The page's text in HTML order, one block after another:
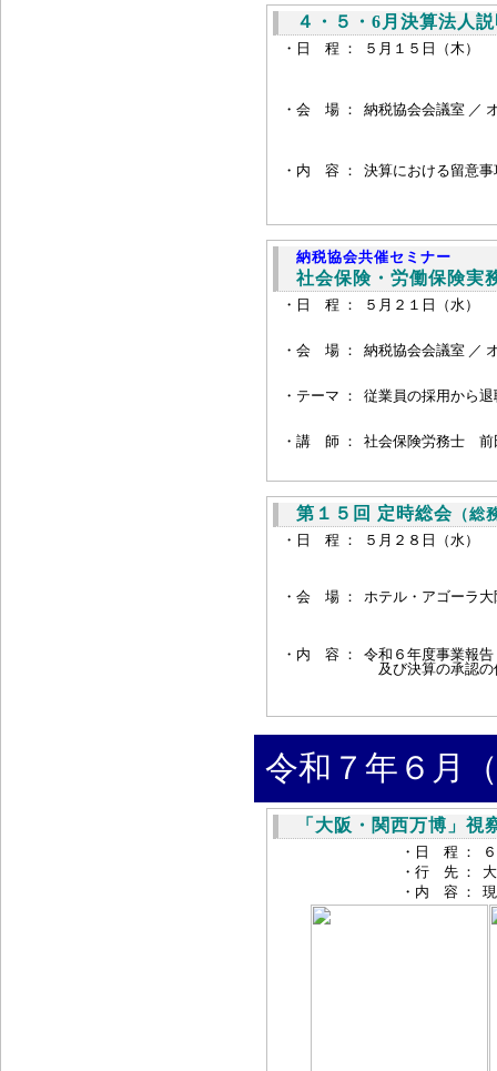
４・５・6月決算法人
・日 程 ： ５月１５日（木）
・会 場 ： 納税協会会議室 ／
・内 容 ： 決算における留意
納税協会共催セミナー
社会保険・労働保険実
・日 程 ： ５月２１日（水）
・会 場 ： 納税協会会議室 ／
・ テーマ ： 従業員の採用から
・ 講 師 ： 社会保険労務士 前
第１５回 定時総会（総
・日 程 ：
５月２８日（水）
・会 場 ： ホテル・アゴーラ
・内 容 ：
令和６年度事業報告
及び決算の承認
令和７年６月
「大阪・関西万博」視
・日 程 ：
・行 先 ：
・内 容 ：